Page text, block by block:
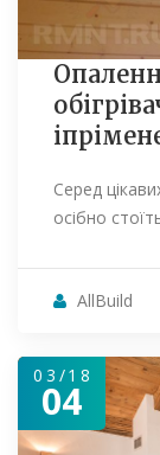
Серед
осібно
AllBuild
03/18
04